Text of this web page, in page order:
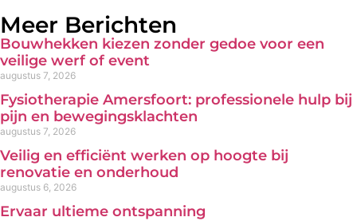
Meer Berichten
Bouwhekken kiezen zonder gedoe voor een
veilige werf of event
augustus 7, 2026
Fysiotherapie Amersfoort: professionele hulp bij
pijn en bewegingsklachten
augustus 7, 2026
Veilig en efficiënt werken op hoogte bij
renovatie en onderhoud
augustus 6, 2026
Ervaar ultieme ontspanning